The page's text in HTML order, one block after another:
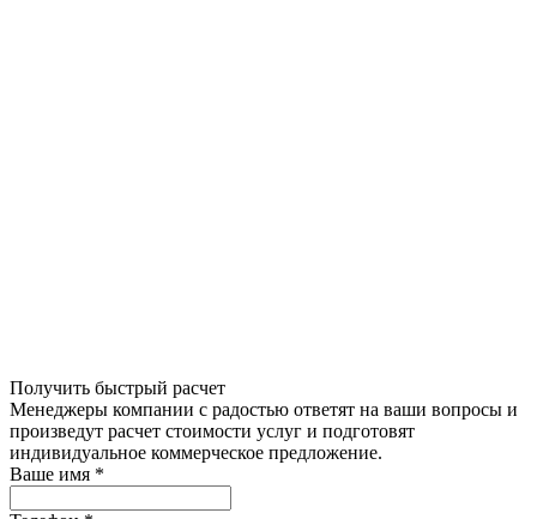
Получить быстрый расчет
Менеджеры компании с радостью ответят на ваши вопросы и
произведут расчет стоимости услуг и подготовят
индивидуальное коммерческое предложение.
Ваше имя *